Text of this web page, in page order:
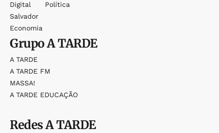
Digital
Salvador
Economia
Política
GrupoA TARDE
A TARDE
A TARDE FM
MASSA!
A TARDE EDUCAÇÃO
RedesA TARDE